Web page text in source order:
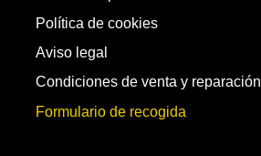
Política de cookies
Aviso legal
Condiciones de venta y reparación
Formulario de recogida